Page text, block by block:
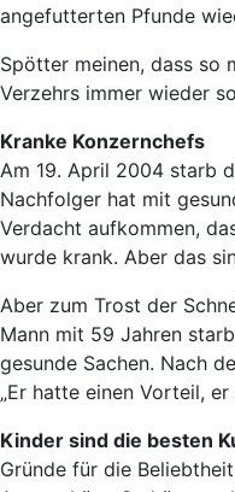
angefutterten Pfunde
Spötter meinen, dass so
Verzehrs immer wieder
Kranke Konzernchefs
Am 19. April 2004 starb
Nachfolger hat mit
Verdacht aufkommen,
wurde krank. Aber das
Aber zum Trost der
Mann mit 59 Jahren
gesunde Sachen. Nach
„Er hatte einen Vorteil,
Kinder sind die besten
Gründe für die